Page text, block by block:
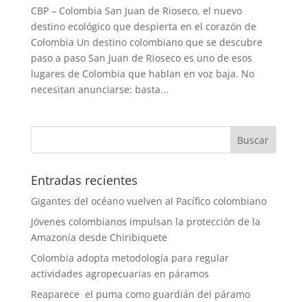
CBP – Colombia San Juan de Rioseco, el nuevo
destino ecológico que despierta en el corazón de
Colombia Un destino colombiano que se descubre
paso a paso San Juan de Rioseco es uno de esos
lugares de Colombia que hablan en voz baja. No
necesitan anunciarse: basta...
Entradas recientes
Gigantes del océano vuelven al Pacífico colombiano
Jóvenes colombianos impulsan la protección de la
Amazonía desde Chiribiquete
Colombia adopta metodología para regular
actividades agropecuarias en páramos
Reaparece el puma como guardián del páramo